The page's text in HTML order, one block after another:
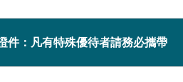
件：凡有特殊優待者請務必攜帶